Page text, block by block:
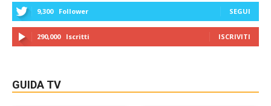
9,300 Follower SEGUI
290,000 Iscritti ISCRIVITI
GUIDA TV